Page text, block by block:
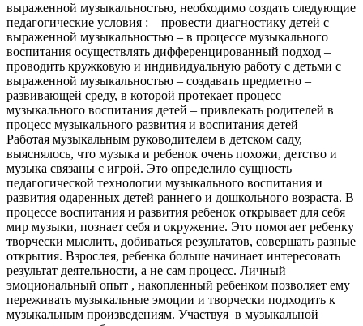
выраженной музыкальностью, необходимо создать следующие
педагогические условия : – провести диагностику детей с
выраженной музыкальностью – в процессе музыкального
воспитания осуществлять дифференцированный подход –
проводить кружковую и индивидуальную работу с детьми с
выраженной музыкальностью – создавать предметно –
развивающей среду, в которой протекает процесс
музыкального воспитания детей – привлекать родителей в
процесс музыкального развития и воспитания детей
Работая музыкальным руководителем в детском саду,
выяснялось, что музыка и ребенок очень похожи, детство и
музыка связаны с игрой. Это определило сущность
педагогической технологии музыкального воспитания и
развития одаренных детей раннего и дошкольного возраста. В
процессе воспитания и развития ребенок открывает для себя
мир музыки, познает себя и окружение. Это помогает ребенку
творчески мыслить, добиваться результатов, совершать разные
открытия. Взрослея, ребенка больше начинает интересовать
результат деятельности, а не сам процесс. Личный
эмоциональный опыт , накопленный ребенком позволяет ему
переживать музыкальные эмоции и творчески подходить к
музыкальным произведениям. Участвуя в музыкальной